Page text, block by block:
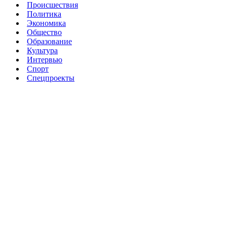
Происшествия
Политика
Экономика
Общество
Образование
Культура
Интервью
Спорт
Спецпроекты